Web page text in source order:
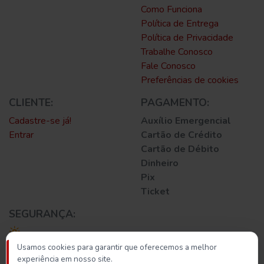
Como Funciona
Política de Entrega
Política de Privacidade
Trabalhe Conosco
Fale Conosco
Preferências de cookies
CLIENTE:
Cadastre-se já!
Entrar
PAGAMENTO:
Auxílio Emergencial
Cartão de Crédito
Cartão de Débito
Dinheiro
Pix
Ticket
SEGURANÇA:
Usamos cookies para garantir que oferecemos a melhor
experiência em nosso site.